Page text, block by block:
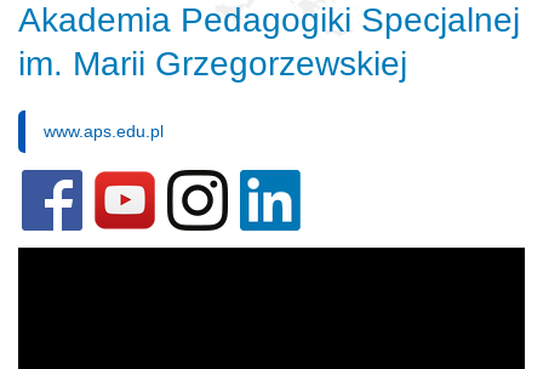
Akademia Pedagogiki Specjalnej
im. Marii Grzegorzewskiej
www.aps.edu.pl